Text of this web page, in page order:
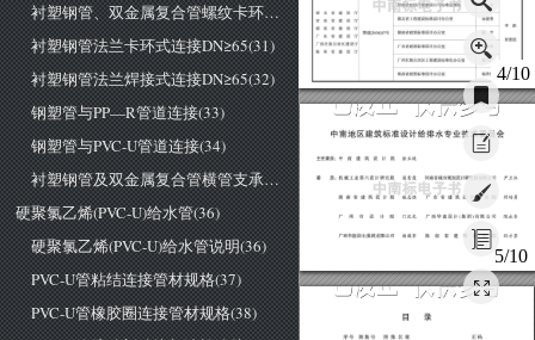
衬塑钢管、双金属复合管螺纹卡环式连接DN≤50(30)
衬塑钢管法兰卡环式连接DN≥65(31)
衬塑钢管法兰焊接式连接DN≥65(32)
钢塑管与PP—R管道连接(33)
钢塑管与PVC-U管道连接(34)
衬塑钢管及双金属复合管横管支承与补偿(35)
硬聚氯乙烯(PVC-U)给水管(36)
硬聚氯乙烯(PVC-U)给水管说明(36)
PVC-U管粘结连接管材规格(37)
PVC-U管橡胶圈连接管材规格(38)
4/10
5/10